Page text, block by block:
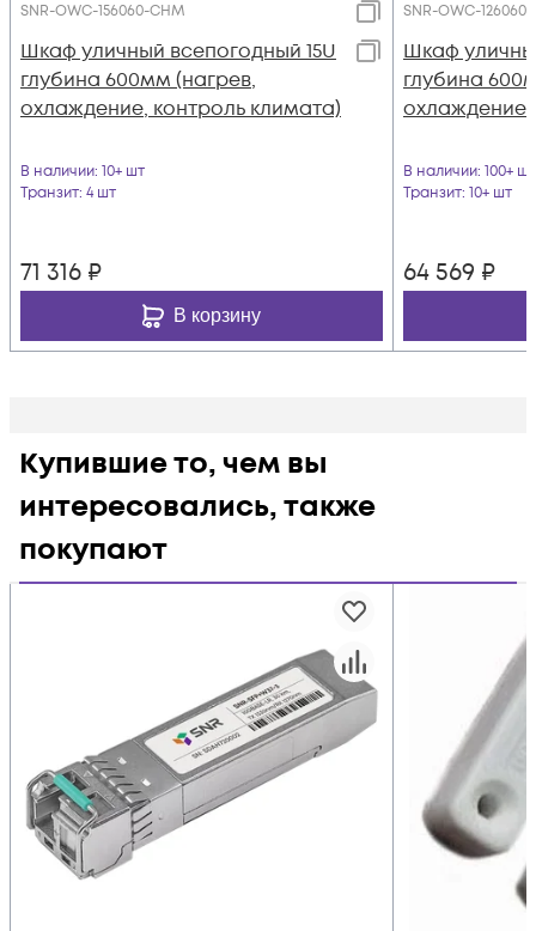
SNR-OWC-156060-CHM
Шкаф уличный всепогодный 15U
глубина 600мм (нагрев,
охлаждение, контроль климата)
В наличии: 10+ шт
Транзит: 4 шт
71 316 ₽
В корзину
SNR-OWC-
Шкаф
глубина
охлаждение,
В наличии: 100+ шт
Транзит: 10+ шт
64 569 ₽
Купившие то, чем вы
интересовались, также
покупают